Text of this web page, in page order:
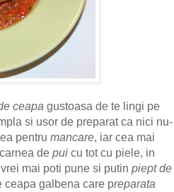
ceapa gustoasa de te lingi pe
si usor de preparat ca nici nu-
pentru mancare, iar cea mai
de pui cu tot cu piele, in
mai poti pune si putin piept de
ceapa galbena care preparata